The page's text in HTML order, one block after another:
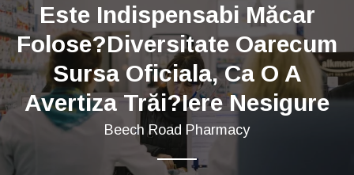
Este Indispensabi Măcar
Folose?diversitate Oarecum
Sursa Oficiala, Ca O A
Avertiza Trăi?iere Nesigure
Beech Road Pharmacy